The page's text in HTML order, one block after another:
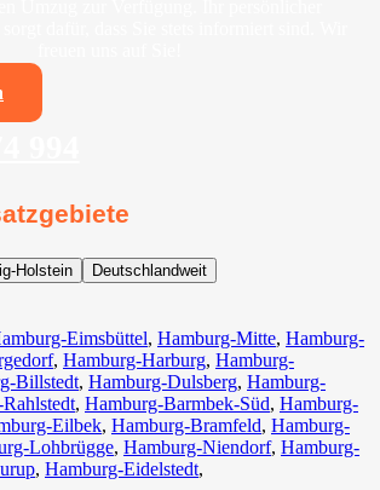
Holstein
Deutschlandweit
Eimsbüttel, Hamburg-Mitte, Hamburg-
, Hamburg-Harburg, Hamburg-
Billstedt, Hamburg-Dulsberg, Hamburg-
, Hamburg-Barmbek-Süd, Hamburg-
Eilbek, Hamburg-Bramfeld, Hamburg-
Lohbrügge, Hamburg-Niendorf, Hamburg-
, Hamburg-Eidelstedt,